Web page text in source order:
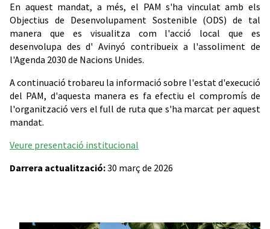
En aquest mandat, a més, el PAM s'ha vinculat amb els
Objectius de Desenvolupament Sostenible (ODS) de tal
manera que es visualitza com l'acció local que es
desenvolupa des d' Avinyó contribueix a l'assoliment de
l'Agenda 2030 de Nacions Unides.
A continuació trobareu la informació sobre l'estat d'execució
del PAM, d'aquesta manera es fa efectiu el compromís de
l'organització vers el full de ruta que s'ha marcat per aquest
mandat.
Veure presentació institucional
Darrera actualització:30 març de 2026